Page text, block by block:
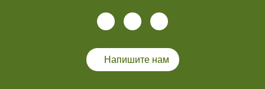
Напишите нам